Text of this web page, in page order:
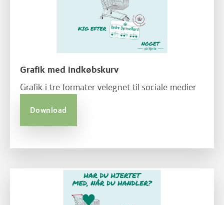
Grafik med indkøbskurv
Grafik i tre formater velegnet til sociale medier
Download